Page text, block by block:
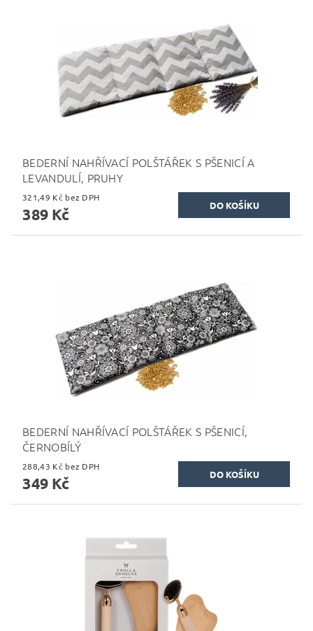
BEDERNÍ NAHŘÍVACÍ POLŠTÁŘEK S PŠENICÍ A
LEVANDULÍ, PRUHY
321,49 Kč bez DPH
389 Kč
BEDERNÍ NAHŘÍVACÍ POLŠTÁŘEK S PŠENICÍ,
ČERNOBÍLÝ
288,43 Kč bez DPH
349 Kč